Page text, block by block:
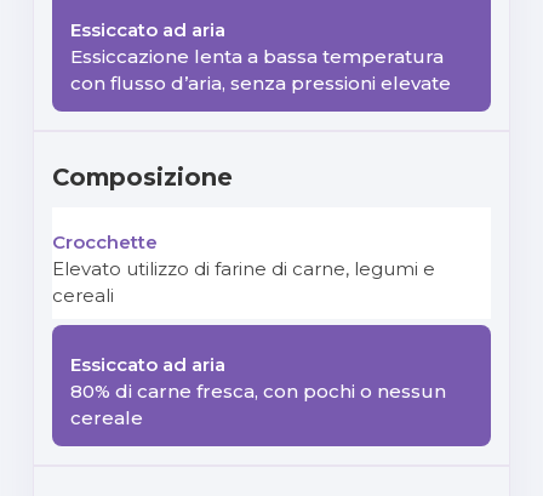
Essiccazione lenta a bassa temperatura
con flusso d’aria, senza pressioni elevate
Composizione
Elevato utilizzo di farine di carne, legumi e
cereali
80% di carne fresca, con pochi o nessun
cereale